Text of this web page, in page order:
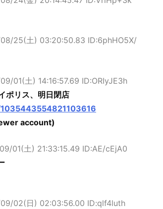
25(土) 03:20:50.83 ID:6phHO5X/
01(土) 14:16:57.69 ID:ORIyJE3h
ポリス、明日閉店
account)
01(土) 21:33:15.49 ID:AE/cEjA0
02(日) 02:03:56.00 ID:qlf4luth